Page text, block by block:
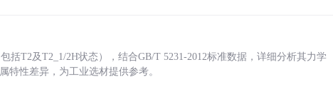
括T2及T2_1/2H状态），结合GB/T 5231-2012标准数据，详细分析其力学
特性差异，为工业选材提供参考。